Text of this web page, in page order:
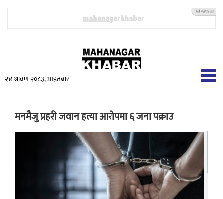
२४ श्रावण २०८३, आइतबार
मनमैजु प्रहरी जवान हत्या आरोपमा ६ जना पक्राउ